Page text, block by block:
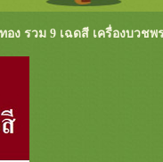
ง รวม 9 เฉดสี เครื่องบวช